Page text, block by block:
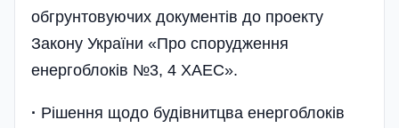
обгрунтовуючих документів до проекту
Закону України «Про спорудження
енергоблоків №3, 4 ХАЕС».
· Рішення щодо будівнитцва енергоблоків